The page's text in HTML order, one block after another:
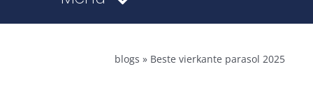
blogs » Beste vierkante parasol 2025